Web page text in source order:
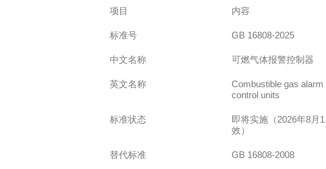
项目 内容
标准号 GB 16808-2025
中文名称 可燃气体报警控制器
英文名称
Combustible gas alarm
control units
标准状态 即将实施（2026年8月 1
效）
替代标准 GB 16808-2008